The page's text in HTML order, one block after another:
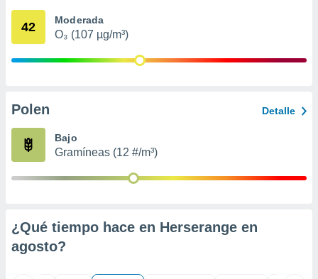
e
publicidad
1199
42 Moderada
O₃ (107 µg/m³)
Polen Detalle
Bajo
Gramíneas (12 #/m³)
¿Qué tiempo hace en Herserange en
agosto?